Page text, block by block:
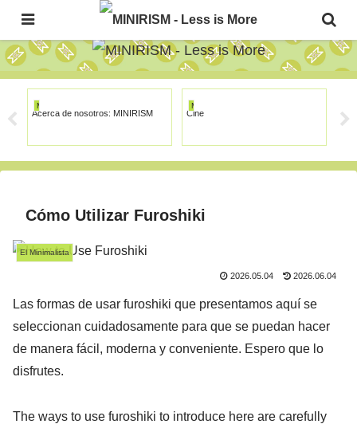
The Japanese Minimalism Art Movement!
MINIRISM
Acerca de nosotros: MINIRISM
MINIRISM
Cine
Cómo Utilizar Furoshiki
El Minimalista
2026.05.04 2026.06.04
Las formas de usar furoshiki que presentamos aquí se
seleccionan cuidadosamente para que se puedan hacer
de manera fácil, moderna y conveniente. Espero que lo
disfrutes.
The ways to use furoshiki to introduce here are carefully